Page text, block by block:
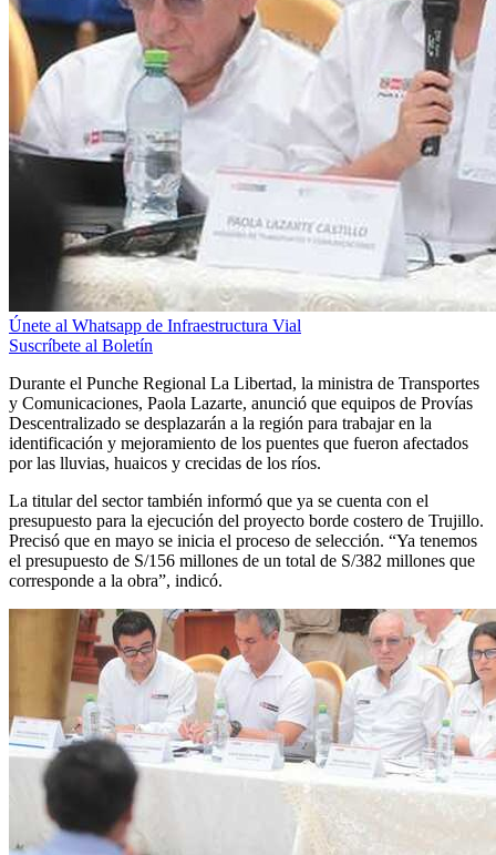
Únete al Whatsapp de Infraestructura Vial
Suscríbete al Boletín
Durante el Punche Regional La Libertad, la ministra de Transportes
y Comunicaciones, Paola Lazarte, anunció que equipos de Provías
Descentralizado se desplazarán a la región para trabajar en la
identificación y mejoramiento de los puentes que fueron afectados
por las lluvias, huaicos y crecidas de los ríos.
La titular del sector también informó que ya se cuenta con el
presupuesto para la ejecución del proyecto borde costero de Trujillo.
Precisó que en mayo se inicia el proceso de selección. “Ya tenemos
el presupuesto de S/156 millones de un total de S/382 millones que
corresponde a la obra”, indicó.